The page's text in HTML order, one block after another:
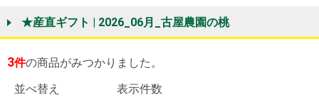
★産直ギフト | 2026_06月_古屋農園の桃
3件の商品がみつかりました。
並べ替え
表示件数